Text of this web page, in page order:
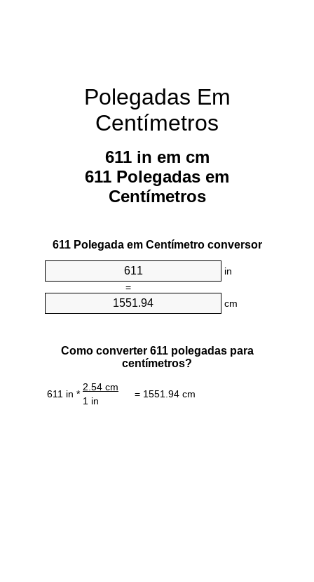
Polegadas Em
Centímetros
611 in em cm
611 Polegadas em
Centímetros
611 Polegada em Centímetro conversor
in
=
cm
Como converter 611 polegadas para
centímetros?
611 in *
2.54 cm
= 1551.94 cm
1 in